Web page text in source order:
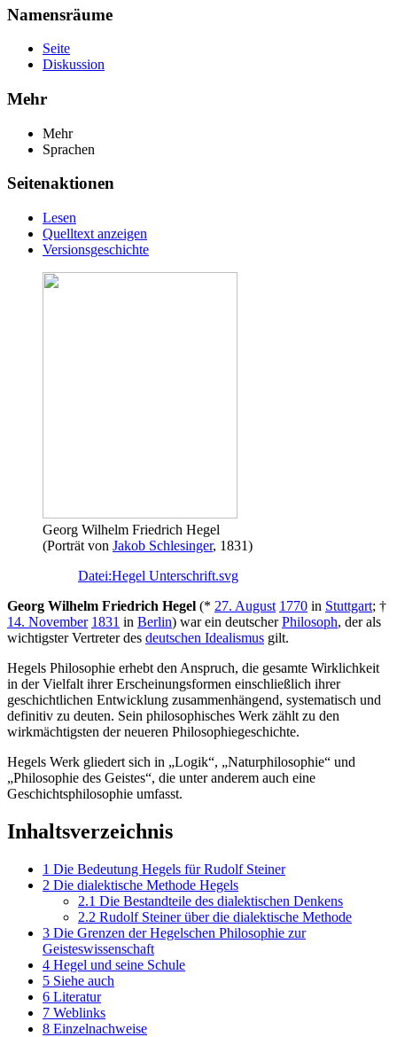
Namensräume
Seite
Diskussion
Mehr
Mehr
Sprachen
Seitenaktionen
Lesen
Quelltext anzeigen
Versionsgeschichte
Georg Wilhelm Friedrich Hegel
(Porträt von Jakob Schlesinger, 1831)
Datei:Hegel Unterschrift.svg
Georg Wilhelm Friedrich Hegel (* 27. August 1770 in Stuttgart; †
14. November 1831 in Berlin) war ein deutscherPhilosoph, der als
wichtigster Vertreter des deutschen Idealismus gilt.
Hegels Philosophie erhebt den Anspruch, die gesamte Wirklichkeit
in der Vielfalt ihrer Erscheinungsformen einschließlich ihrer
geschichtlichen Entwicklung zusammenhängend, systematisch und
definitiv zu deuten. Sein philosophisches Werk zählt zu den
wirkmächtigsten der neueren Philosophiegeschichte.
Hegels Werk gliedert sich in „Logik“, „Naturphilosophie“ und
„Philosophie des Geistes“, die unter anderem auch eine
Geschichtsphilosophie umfasst.
Inhaltsverzeichnis
1 Die Bedeutung Hegels für Rudolf Steiner
2 Die dialektische Methode Hegels
2.1 Die Bestandteile des dialektischen Denkens
2.2 Rudolf Steiner über die dialektische Methode
3 Die Grenzen der Hegelschen Philosophie zur
Geisteswissenschaft
4 Hegel und seine Schule
5 Siehe auch
6 Literatur
7 Weblinks
8 Einzelnachweise